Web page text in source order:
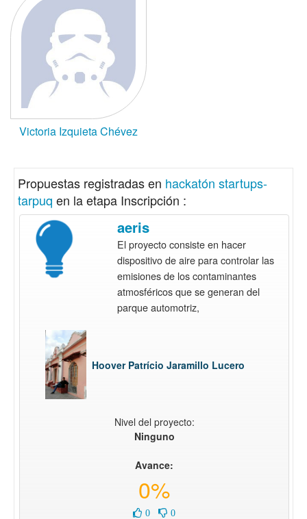
Victoria Izquieta Chévez
Propuestas registradas en hackatón startups-
tarpuq en la etapa Inscripción :
aeris
El proyecto consiste en hacer
dispositivo de aire para controlar las
emisiones de los contaminantes
atmosféricos que se generan del
parque automotriz,
Hoover Patrício Jaramillo Lucero
Nivel del proyecto:
Ninguno
Avance:
0%
0 0